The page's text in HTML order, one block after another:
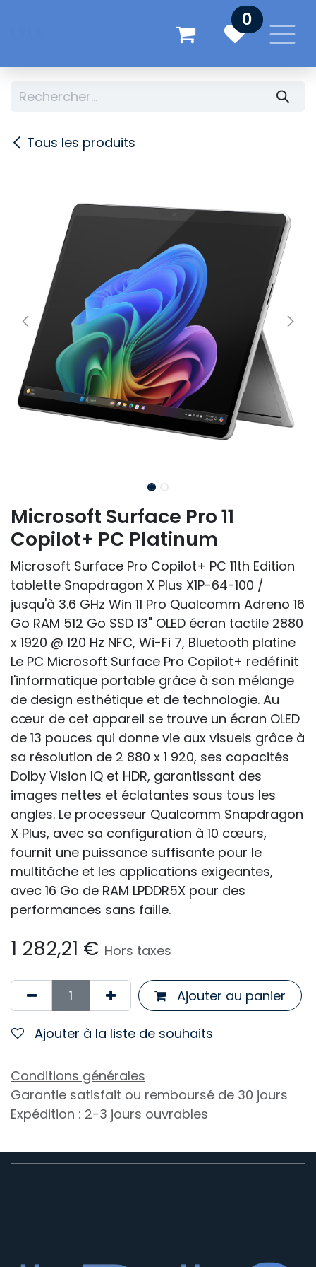
0
Tous les produits
Microsoft Surface Pro 11
Copilot+ PC Platinum
Microsoft Surface Pro Copilot+ PC 11th Edition
tablette Snapdragon X Plus X1P-64-100 /
jusqu'à 3.6 GHz Win 11 Pro Qualcomm Adreno 16
Go RAM 512 Go SSD 13" OLED écran tactile 2880
x 1920 @ 120 Hz NFC, Wi-Fi 7, Bluetooth platine
Le PC Microsoft Surface Pro Copilot+ redéfinit
l'informatique portable grâce à son mélange
de design esthétique et de technologie. Au
cœur de cet appareil se trouve un écran OLED
de 13 pouces qui donne vie aux visuels grâce à
sa résolution de 2 880 x 1 920, ses capacités
Dolby Vision IQ et HDR, garantissant des
images nettes et éclatantes sous tous les
angles. Le processeur Qualcomm Snapdragon
X Plus, avec sa configuration à 10 cœurs,
fournit une puissance suffisante pour le
multitâche et les applications exigeantes,
avec 16 Go de RAM LPDDR5X pour des
performances sans faille.
1 282,21 € Hors taxes
Ajouter au panier
Ajouter à la liste de souhaits
Conditions générales
Garantie satisfait ou remboursé de 30 jours
Expédition : 2-3 jours ouvrables